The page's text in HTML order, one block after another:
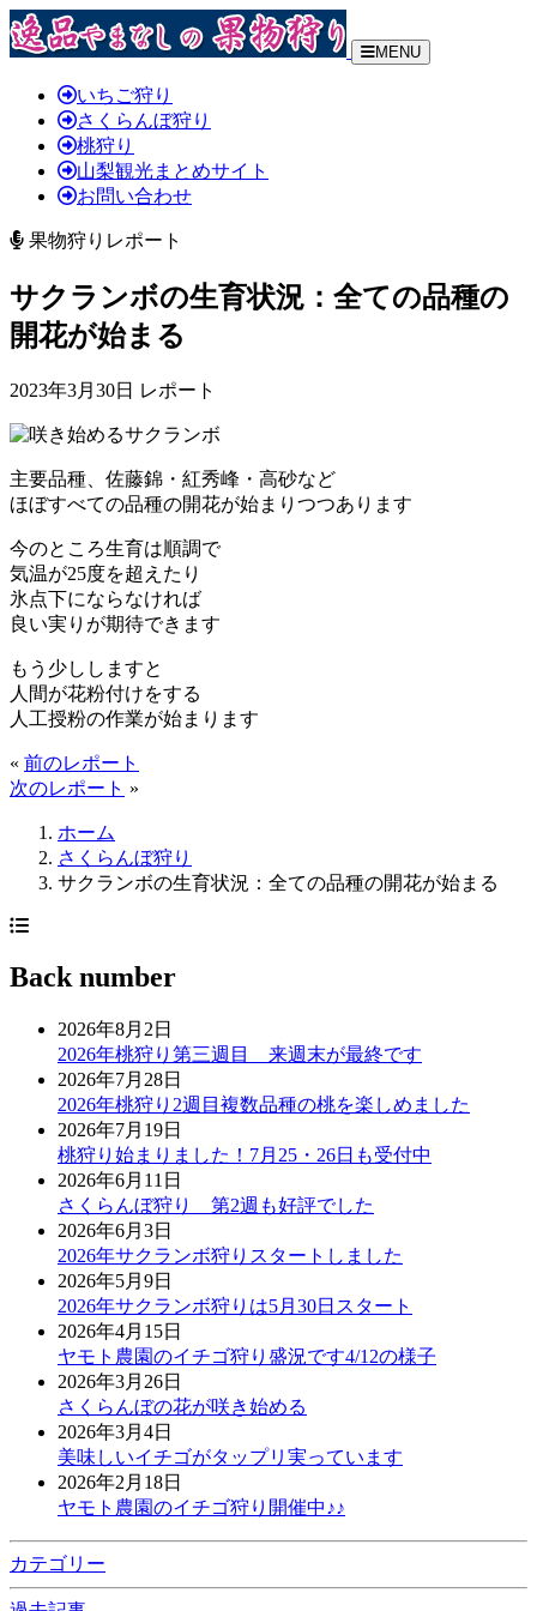
MENU
いちご狩り
さくらんぼ狩り
桃狩り
山梨観光まとめサイト
お問い合わせ
果物狩りレポート
サクランボの生育状況：全ての品種の
開花が始まる
2023年3月30日 レポート
主要品種、佐藤錦・紅秀峰・高砂など
ほぼすべての品種の開花が始まりつつあります
今のところ生育は順調で
気温が25度を超えたり
氷点下にならなければ
良い実りが期待できます
もう少ししますと
人間が花粉付けをする
人工授粉の作業が始まります
« 前のレポート
次のレポート »
ホーム
さくらんぼ狩り
サクランボの生育状況：全ての品種の開花が始まる
Back number
2026年8月2日
2026年桃狩り第三週目 来週末が最終です
2026年7月28日
2026年桃狩り2週目複数品種の桃を楽しめました
2026年7月19日
桃狩り始まりました！7月25・26日も受付中
2026年6月11日
さくらんぼ狩り 第2週も好評でした
2026年6月3日
2026年サクランボ狩りスタートしました
2026年5月9日
2026年サクランボ狩りは5月30日スタート
2026年4月15日
ヤモト農園のイチゴ狩り盛況です4/12の様子
2026年3月26日
さくらんぼの花が咲き始める
2026年3月4日
美味しいイチゴがタップリ実っています
2026年2月18日
ヤモト農園のイチゴ狩り開催中♪♪
カテゴリー